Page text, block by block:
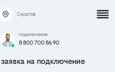
Саратов
подключение
8 800 700 86 90
на подключение